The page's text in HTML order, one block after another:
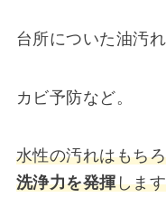
台所についた油汚れ
カビ予防など。
水性の汚れはもち
洗浄力を発揮しま